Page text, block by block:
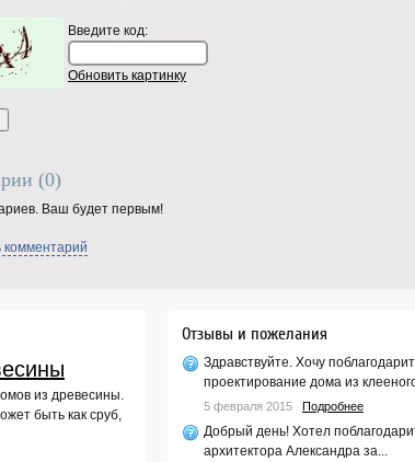
Введите код:
Обновить картинку
(0)
Ваш будет первым!
комментарий
из древесины.
быть как сруб,
Отзывы и пожелания
Здравствуйте. Хочу
проектирование дома из
5 февраля 2015 Подробнее
Добрый день! Хотел
архитектора Александра за...